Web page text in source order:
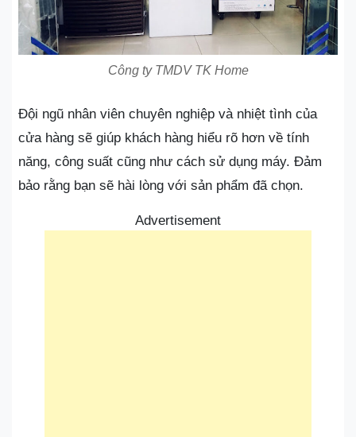
Công ty TMDV TK Home
Đội ngũ nhân viên chuyên nghiệp và nhiệt tình của
cửa hàng sẽ giúp khách hàng hiểu rõ hơn về tính
năng, công suất cũng như cách sử dụng máy. Đảm
bảo rằng bạn sẽ hài lòng với sản phẩm đã chọn.
Advertisement